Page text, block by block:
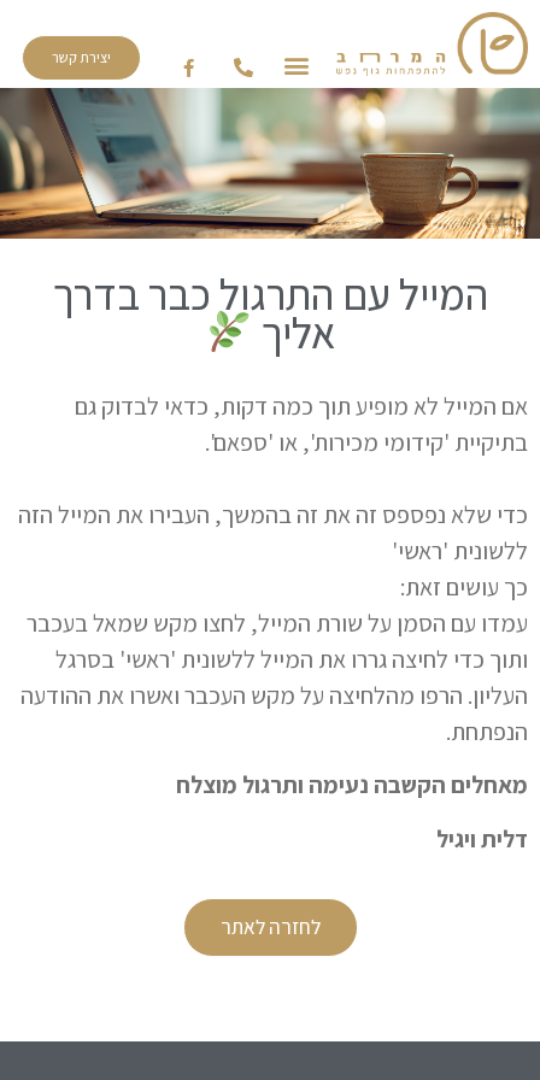
יצירת קשר
המייל עם התרגול כבר בדרך
אליך
אם המייל לא מופיע תוך כמה דקות, כדאי לבדוק גם
בתיקיית 'קידומי מכירות', או 'ספאם'.
כדי שלא נפספס זה את זה בהמשך, העבירו את המייל הזה
ללשונית 'ראשי'
כך עושים זאת:
עמדו עם הסמן על שורת המייל, לחצו מקש שמאל בעכבר
ותוך כדי לחיצה גררו את המייל ללשונית 'ראשי' בסרגל
העליון. הרפו מהלחיצה על מקש העכבר ואשרו את ההודעה
הנפתחת.
מאחלים הקשבה נעימה ותרגול מוצלח
דלית ויגיל
לחזרה לאתר